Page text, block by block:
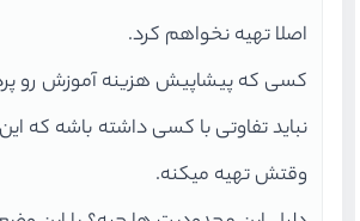
اصلا تهیه نخواهم کرد.
کسی که پیشاپیش هزینه آموزش رو
نباید تفاوتی با کسی داشته باشه که
وقتش تهیه میکنه.